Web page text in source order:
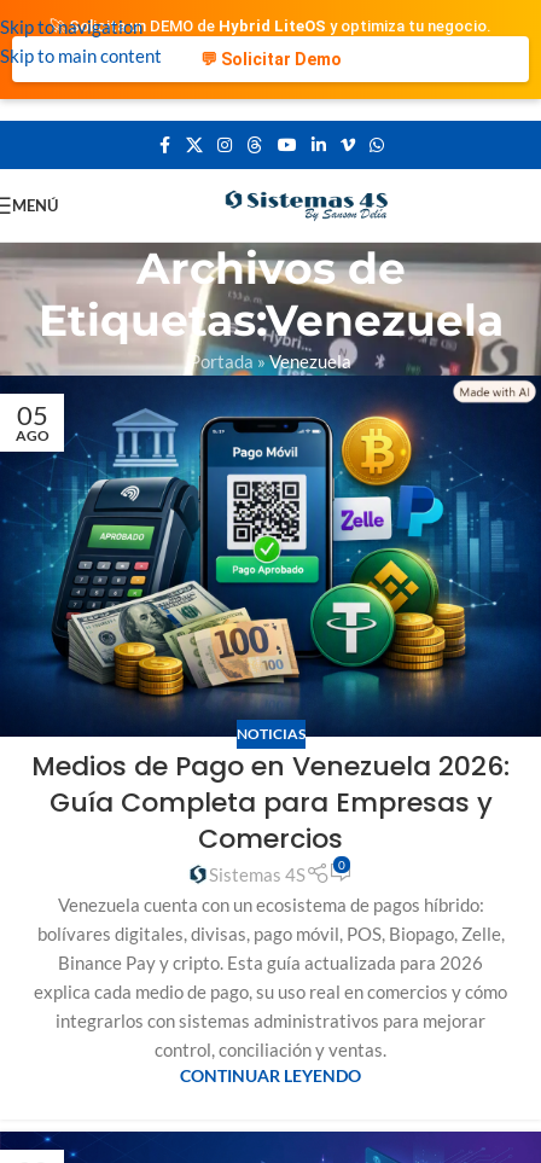
Skip to navigation
Skip to main content
🚀 Solicita un DEMO de Hybrid LiteOS y optimiza tu negocio.
💬 Solicitar Demo
MENÚ
Archivos de
Etiquetas:Venezuela
Portada»Venezuela
05
AGO
NOTICIAS
Medios de Pago en Venezuela 2026:
Guía Completa para Empresas y
Comercios
Sistemas 4S 0
Venezuela cuenta con un ecosistema de pagos híbrido:
bolívares digitales, divisas, pago móvil, POS, Biopago, Zelle,
Binance Pay y cripto. Esta guía actualizada para 2026
explica cada medio de pago, su uso real en comercios y cómo
integrarlos con sistemas administrativos para mejorar
control, conciliación y ventas.
CONTINUAR LEYENDO